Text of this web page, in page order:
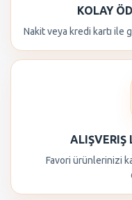
KOLAY
Nakit veya kredi kartı ile
ALIŞVERIŞ
Favori ürünlerinizi